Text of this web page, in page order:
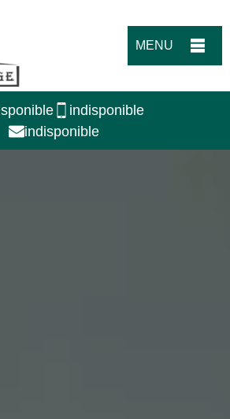
MENU
indisponible
indisponible